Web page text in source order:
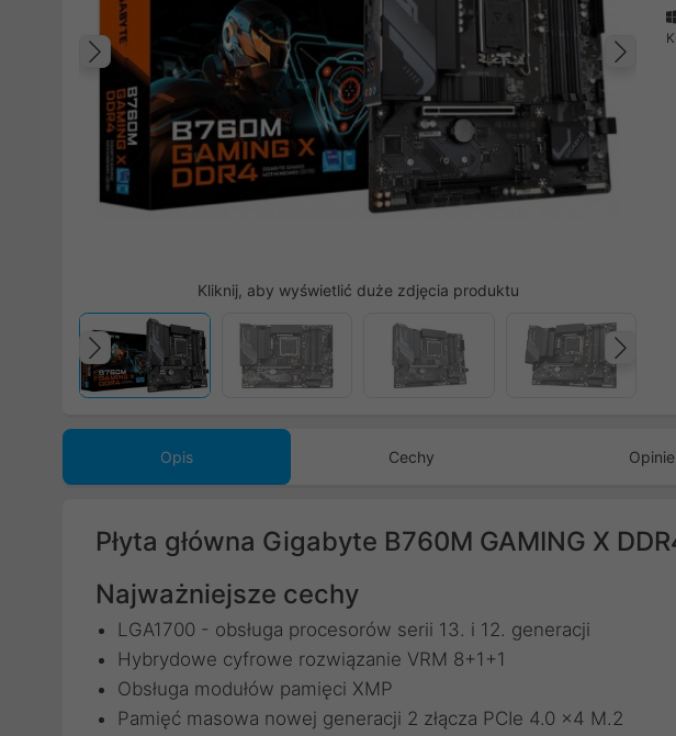
Poprzedni
Kliknij, aby wyświetlić duże zdjęcia produktu
Poprzedni
Opis Cechy Opinie
Płyta główna Gigabyte B760M GAMING X
Najważniejsze cechy
LGA1700 - obsługa procesorów serii 13. i 12. generacji
Hybrydowe cyfrowe rozwiązanie VRM 8+1+1
Obsługa modułów pamięci XMP
Pamięć masowa nowej generacji 2 złącza PCIe 4.0 x4 M.2